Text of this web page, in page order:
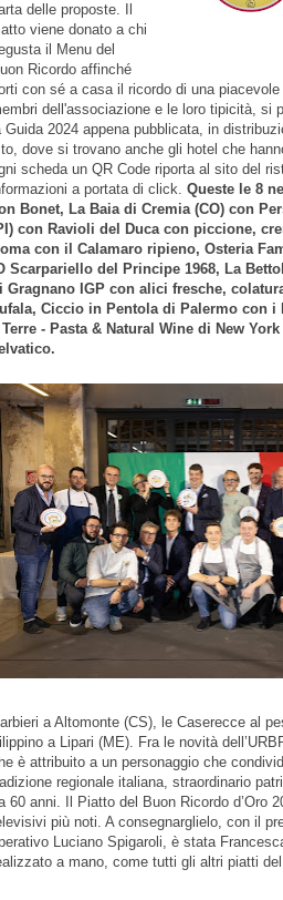
delle proposte. Il
viene donato a chi
il Menu del
Ricordo affinché
con sé a casa il ricordo di una
dell'associazione e le loro tipicità, si
Guida 2024 appena pubblicata, in
dove si trovano anche gli hotel che
scheda un QR Code riporta al sito del
a portata di click. Queste le 8
Bonet, La Baia di Cremia (CO) con
con Ravioli del Duca con piccione,
con il Calamaro ripieno, Osteria
Scarpariello del Principe 1968, La
Gragnano IGP con alici fresche,
Ciccio in Pentola di Palermo con
Terre - Pasta & Natural Wine di New
a Altomonte (CS), le Caserecce al
a Lipari (ME). Fra le novità
è attribuito a un personaggio che
regionale italiana, straordinario
60 anni. Il Piatto del Buon Ricordo d’Oro
più noti. A consegnarglielo, con il
Luciano Spigaroli, è stata
a mano, come tutti gli altri piatti